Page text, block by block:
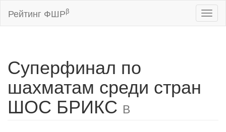
Рейтинг ФШРβ
Суперфинал по
шахматам среди стран
ШОС БРИКС В